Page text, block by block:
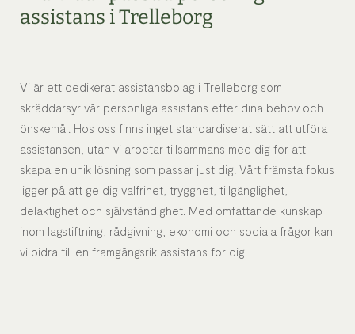
assistans i Trelleborg
Vi är ett dedikerat assistansbolag i Trelleborg som
skräddarsyr vår personliga assistans efter dina behov och
önskemål. Hos oss finns inget standardiserat sätt att utföra
assistansen, utan vi arbetar tillsammans med dig för att
skapa en unik lösning som passar just dig. Vårt främsta fokus
ligger på att ge dig valfrihet, trygghet, tillgänglighet,
delaktighet och självständighet. Med omfattande kunskap
inom lagstiftning, rådgivning, ekonomi och sociala frågor kan
vi bidra till en framgångsrik assistans för dig.